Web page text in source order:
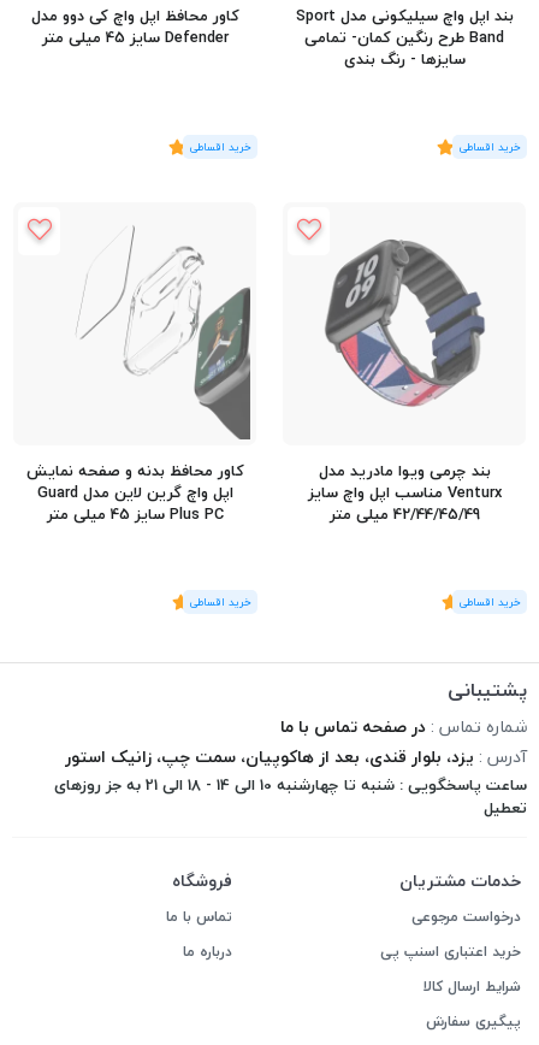
بند اپل واچ سیلیکونی مدل Sport
Band طرح رنگین کمان- تمامی
سایزها - رنگ بندی
(3 رای)
5
کاور محافظ اپل واچ کی دوو مدل
Defender سایز 45 میلی متر
(2 رای)
5
بند چرمی ویوا مادرید مدل
Venturx مناسب اپل واچ سایز
42/44/45/49 میلی متر
(1رای)
5
کاور محافظ بدنه و صفحه نمایش
اپل واچ گرین لاین مدل Guard
Plus PC سایز 45 میلی متر
(1رای)
5
پشتیبانی
شماره تماس : در صفحه تماس با ما
آدرس : یزد، بلوار قندی، بعد از هاکوپیان، سمت چپ، زانیک استور
ساعت پاسخگویی : شنبه تا چهارشنبه 10 الی 14 - 18 الی 21 به جز روزهای
تعطیل
خدمات مشتریان
درخواست مرجوعی
خرید اعتباری اسنپ پی
شرایط ارسال کالا
پیگیری سفارش
فروشگاه
تماس با ما
درباره ما